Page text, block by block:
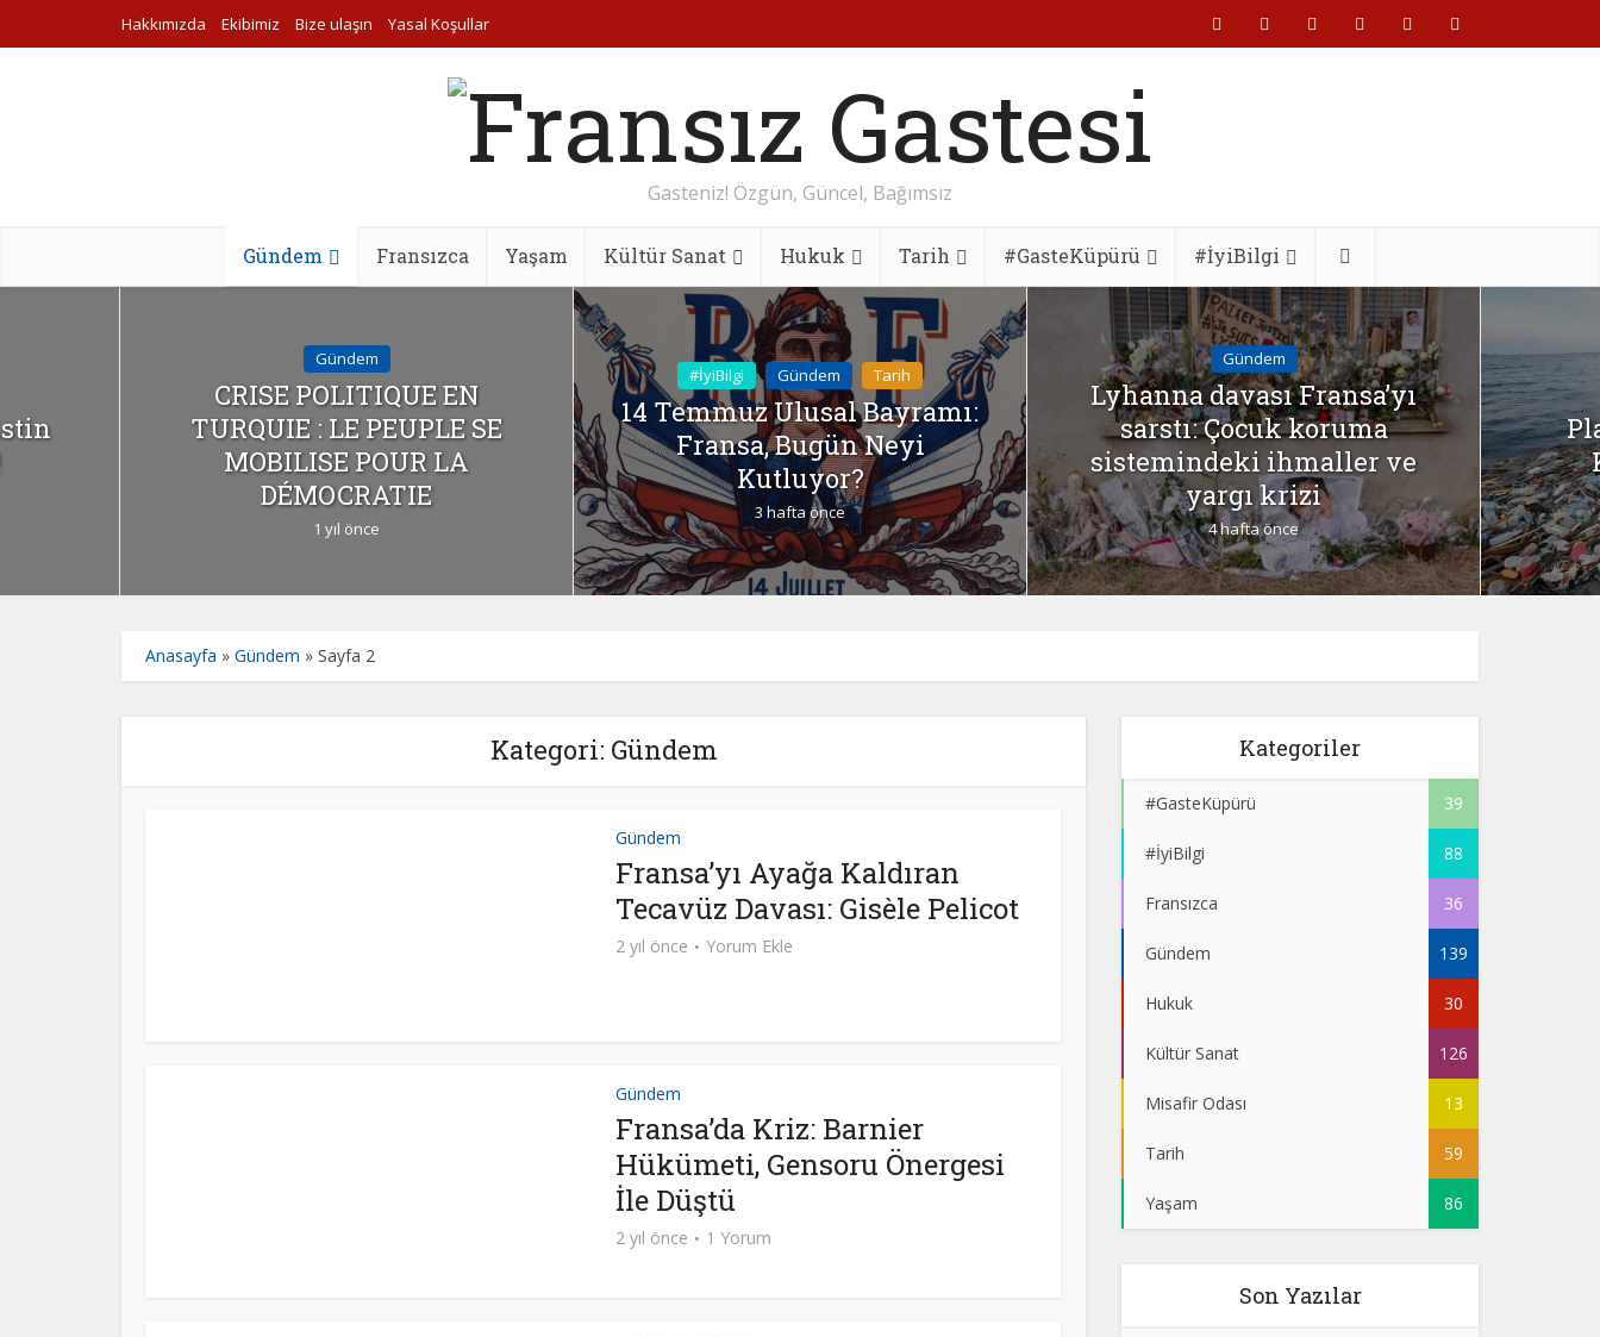
Hakkımızda Ekibimiz Bize ulaşın Yasal Koşullar
Gasteniz! Özgün, Güncel, Bağımsız
Gündem Fransızca Yaşam Kültür Sanat Hukuk Tarih #GasteKüpürü #İyiBilgi
Gündem
CRISE POLITIQUE EN
TURQUIE : LE PEUPLE SE
MOBILISE POUR LA
DÉMOCRATIE
1 yıl önce
#İyiBilgi Gündem Tarih
14 Temmuz Ulusal Bayramı:
Fransa, Bugün Neyi
Kutluyor?
3 hafta önce
Gündem
Lyhanna davası Fransa’yı
sarstı: Çocuk koruma
sistemindeki ihmaller ve
yargı krizi
4 hafta önce
Anasayfa » Gündem » Sayfa 2
Kategori: Gündem
Gündem
Fransa’yı Ayağa Kaldıran
Tecavüz Davası: Gisèle Pelicot
2 yıl önce Yorum Ekle
Gündem
Fransa’da Kriz: Barnier
Hükümeti, Gensoru Önergesi
İle Düştü
2 yıl önce 1 Yorum
Kategoriler
#GasteKüpürü 39
#İyiBilgi 88
Fransızca 36
Gündem 139
Hukuk 30
Kültür Sanat 126
Misafir Odası 13
Tarih 59
Yaşam 86
Son Yazılar